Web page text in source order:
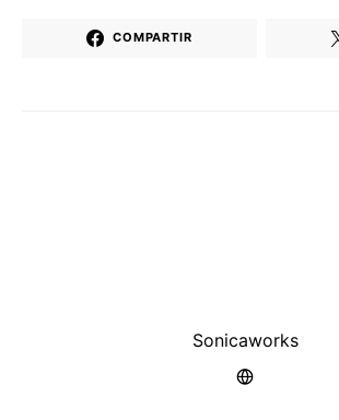
COMPARTIR
Sonicaworks